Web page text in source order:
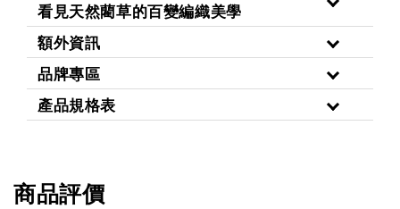
看見天然藺草的百變編織美學
額外資訊
品牌專區
產品規格表
商品評價